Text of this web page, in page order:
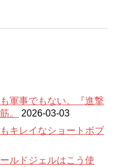
軍事でもない。『進撃
。
2026-03-03
キレイなショートボブ
ルドジェルはこう使